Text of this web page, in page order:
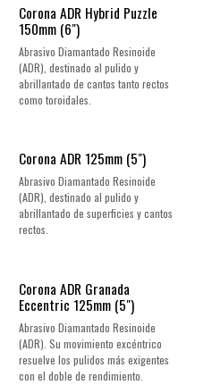
Corona ADR Hybrid Puzzle
150mm (6")
Abrasivo Diamantado Resinoide
(ADR), destinado al pulido y
abrillantado de cantos tanto rectos
como toroidales.
Corona ADR 125mm (5")
Abrasivo Diamantado Resinoide
(ADR), destinado al pulido y
abrillantado de superficies y cantos
rectos.
¡Nuevo!
Corona ADR Granada
Eccentric 125mm (5")
Abrasivo Diamantado Resinoide
(ADR). Su movimiento excéntrico
resuelve los pulidos más exigentes
con el doble de rendimiento.